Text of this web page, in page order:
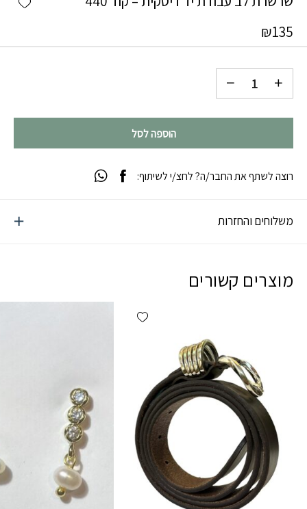
₪135
הוספה לסל
משלוחים והחזרות
רוצה לשתף את החבר/ה? לחצ/י לשיתוף:
מוצרים קשורים
Add wishlist